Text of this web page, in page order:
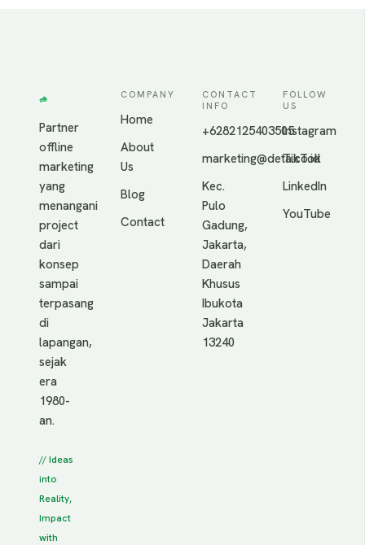
Partner
offline
marketing
yang
menangani
project
dari
konsep
sampai
terpasang
di
lapangan,
sejak
era
1980-
an.
// Ideas
into
Reality,
Impact
with
COMPANY
Home
About
Us
Blog
Contact
CONTACT
INFO
+6282125403505
marketing@deta.co.id
Kec.
Pulo
Gadung,
Jakarta,
Daerah
Khusus
Ibukota
Jakarta
13240
FOLLOW
US
Instagram
TikTok
LinkedIn
YouTube